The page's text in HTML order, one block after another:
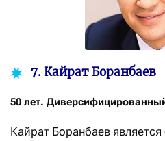
7. Кайрат Боранбаев
50 лет.
Кайрат Боранбаев